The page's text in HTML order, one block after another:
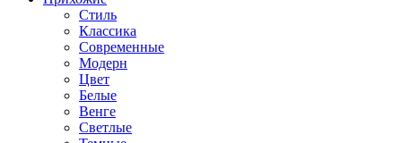
Стиль
Классика
Современные
Модерн
Цвет
Белые
Венге
Светлые